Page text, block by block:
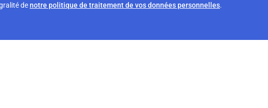
denotre politique de traitement de vos données personnelles.